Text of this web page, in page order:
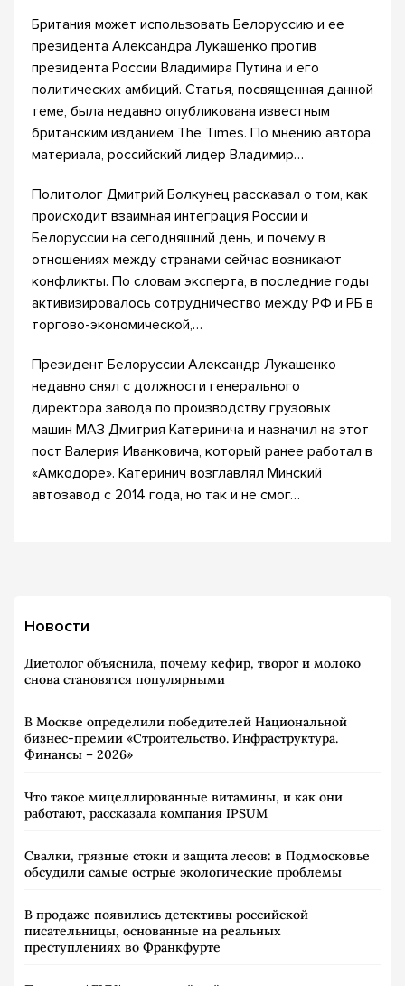
Британия может использовать Белоруссию и ее
президента Александра Лукашенко против
президента России Владимира Путина и его
политических амбиций. Статья, посвященная данной
теме, была недавно опубликована известным
британским изданием The Times. По мнению автора
материала, российский лидер Владимир…
Политолог Дмитрий Болкунец рассказал о том, как
происходит взаимная интеграция России и
Белоруссии на сегодняшний день, и почему в
отношениях между странами сейчас возникают
конфликты. По словам эксперта, в последние годы
активизировалось сотрудничество между РФ и РБ в
торгово-экономической,…
Президент Белоруссии Александр Лукашенко
недавно снял с должности генерального
директора завода по производству грузовых
машин МАЗ Дмитрия Катеринича и назначил на этот
пост Валерия Иванковича, который ранее работал в
«Амкодоре». Катеринич возглавлял Минский
автозавод с 2014 года, но так и не смог…
Новости
Диетолог объяснила, почему кефир, творог и молоко
снова становятся популярными
В Москве определили победителей Национальной
бизнес-премии «Строительство. Инфраструктура.
Финансы – 2026»
Что такое мицеллированные витамины, и как они
работают, рассказала компания IPSUM
Свалки, грязные стоки и защита лесов: в Подмосковье
обсудили самые острые экологические проблемы
В продаже появились детективы российской
писательницы, основанные на реальных
преступлениях во Франкфурте